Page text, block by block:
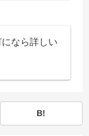
なら詳しい
B!